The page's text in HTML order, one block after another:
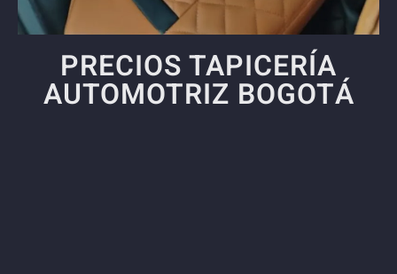
PRECIOS TAPICERÍA
AUTOMOTRIZ BOGOTÁ